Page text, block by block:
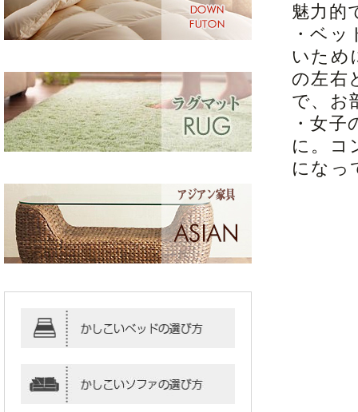
魅力的
・ベ
いため
の左右
で、お
・女
に。コ
になっ